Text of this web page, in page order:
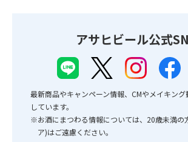
アサヒビール公式
最新商品やキャンペーン情報、CMやメイキン
しています。
※お酒にまつわる情報については、20歳未満の
ア)はご遠慮ください。